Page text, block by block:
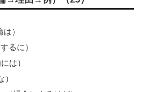
は）
するに）
は）
）